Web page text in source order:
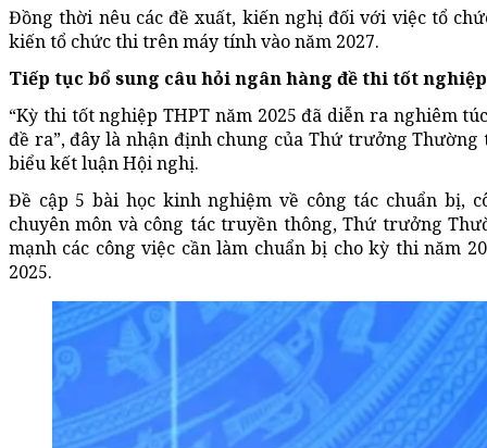
Đồng thời nêu các đề xuất, kiến nghị đối với việc tổ
kiến tổ chức thi trên máy tính vào năm 2027.
Tiếp tục bổ sung câu hỏi ngân hàng đề thi tốt nghiệp
“Kỳ thi tốt nghiệp THPT năm 2025 đã diễn ra nghiêm
đề ra”, đây là nhận định chung của Thứ trưởng
biểu kết luận Hội nghị.
Đề cập 5 bài học kinh nghiệm về công tác chuẩn bị,
chuyên môn và công tác truyền thông, Thứ trưởng
mạnh các công việc cần làm chuẩn bị cho kỳ thi năm
2025.